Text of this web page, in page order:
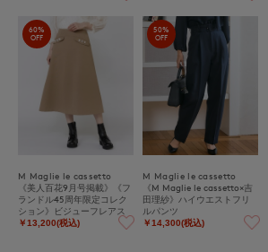
60%
OFF
M Maglie le cassetto
《美人百花9月号掲載》《フ
ランドル45周年限定コレク
ション》ビジューフレアス
カート《M Maglie le casset
￥13,200(税込)
50%
OFF
M Maglie le cassetto
《M Maglie le cassetto×吉
田理紗》ハイウエストフリ
ルパンツ
￥14,300(税込)